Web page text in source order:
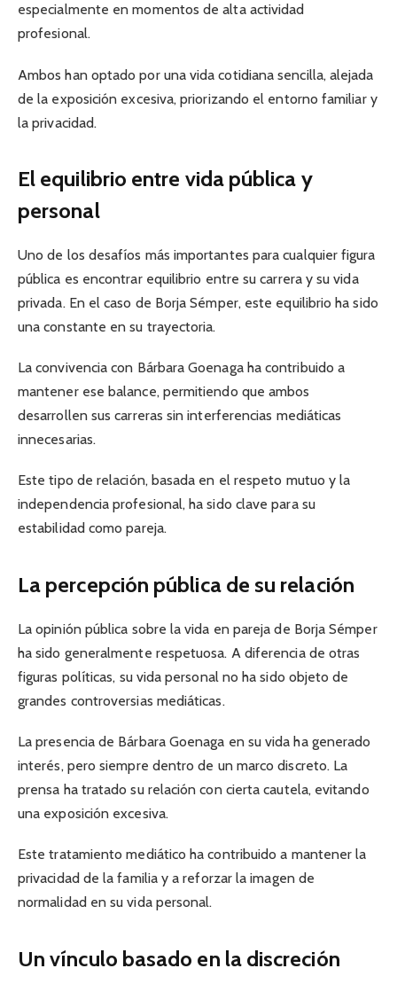
especialmente en momentos de alta actividad
profesional.
Ambos han optado por una vida cotidiana sencilla, alejada
de la exposición excesiva, priorizando el entorno familiar y
la privacidad.
El equilibrio entre vida pública y
personal
Uno de los desafíos más importantes para cualquier figura
pública es encontrar equilibrio entre su carrera y su vida
privada. En el caso de Borja Sémper, este equilibrio ha sido
una constante en su trayectoria.
La convivencia con Bárbara Goenaga ha contribuido a
mantener ese balance, permitiendo que ambos
desarrollen sus carreras sin interferencias mediáticas
innecesarias.
Este tipo de relación, basada en el respeto mutuo y la
independencia profesional, ha sido clave para su
estabilidad como pareja.
La percepción pública de su relación
La opinión pública sobre la vida en pareja de Borja Sémper
ha sido generalmente respetuosa. A diferencia de otras
figuras políticas, su vida personal no ha sido objeto de
grandes controversias mediáticas.
La presencia de Bárbara Goenaga en su vida ha generado
interés, pero siempre dentro de un marco discreto. La
prensa ha tratado su relación con cierta cautela, evitando
una exposición excesiva.
Este tratamiento mediático ha contribuido a mantener la
privacidad de la familia y a reforzar la imagen de
normalidad en su vida personal.
Un vínculo basado en la discreción